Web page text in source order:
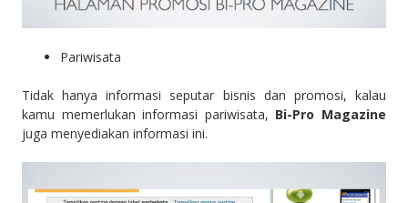
Pariwisata
Tidak hanya informasi seputar bisnis dan promosi, kalau
kamu memerlukan informasi pariwisata, Bi-Pro Magazine
juga menyediakan informasi ini.